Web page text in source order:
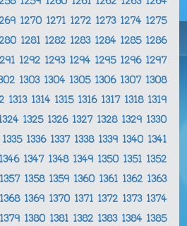
1259 1260 1261 1262 1263 1264
1270 1271 1272 1273 1274 1275
1281 1282 1283 1284 1285 1286
1292 1293 1294 1295 1296 1297
1303 1304 1305 1306 1307 1308
1313 1314 1315 1316 1317 1318 1319
1325 1326 1327 1328 1329 1330
1335 1336 1337 1338 1339 1340 1341
1346 1347 1348 1349 1350 1351 1352
1357 1358 1359 1360 1361 1362 1363
1368 1369 1370 1371 1372 1373 1374
1379 1380 1381 1382 1383 1384 1385